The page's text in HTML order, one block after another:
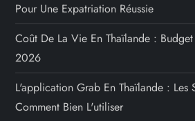
Pour Une Expatriation Réussie
Coût De La Vie En Thaïlande :
2026
L'application Grab En Thaïlande : Les
Comment Bien L'utiliser